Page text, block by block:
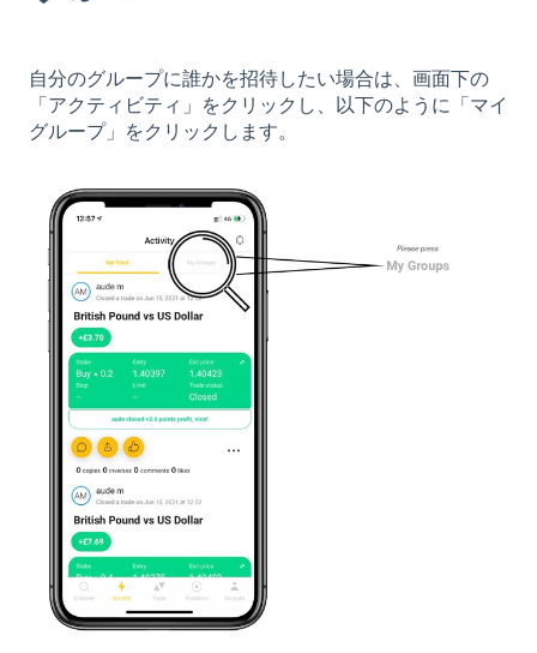
自分のグループに誰かを招待したい場合は、画面下の
「アクティビティ」をクリックし、以下のように「マイ
グループ」をクリックします。